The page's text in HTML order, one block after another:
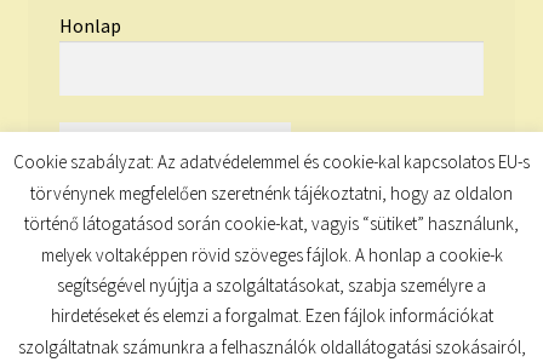
Honlap
Cookie szabályzat: Az adatvédelemmel és cookie-kal kapcsolatos EU-s
törvénynek megfelelően szeretnénk tájékoztatni, hogy az oldalon
történő látogatásod során cookie-kat, vagyis “sütiket” használunk,
melyek voltaképpen rövid szöveges fájlok. A honlap a cookie-k
segítségével nyújtja a szolgáltatásokat, szabja személyre a
hirdetéseket és elemzi a forgalmat. Ezen fájlok információkat
szolgáltatnak számunkra a felhasználók oldallátogatási szokásairól,